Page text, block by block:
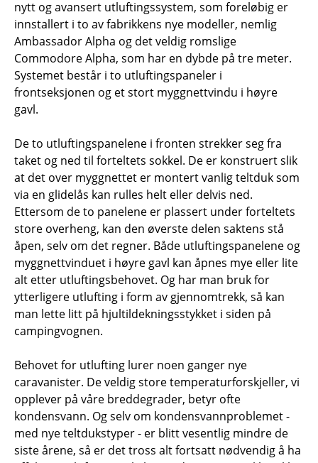
nytt og avansert utluftingssystem, som foreløbig er
innstallert i to av fabrikkens nye modeller, nemlig
Ambassador Alpha og det veldig romslige
Commodore Alpha, som har en dybde på tre meter.
Systemet består i to utluftingspaneler i
frontseksjonen og et stort myggnettvindu i høyre
gavl.
De to utluftingspanelene i fronten strekker seg fra
taket og ned til forteltets sokkel. De er konstruert slik
at det over myggnettet er montert vanlig teltduk som
via en glidelås kan rulles helt eller delvis ned.
Ettersom de to panelene er plassert under forteltets
store overheng, kan den øverste delen saktens stå
åpen, selv om det regner. Både utluftingspanelene og
myggnettvinduet i høyre gavl kan åpnes mye eller lite
alt etter utluftingsbehovet. Og har man bruk for
ytterligere utlufting i form av gjennomtrekk, så kan
man lette litt på hjultildekningsstykket i siden på
campingvognen.
Behovet for utlufting lurer noen ganger nye
caravanister. De veldig store temperaturforskjeller, vi
opplever på våre breddegrader, betyr ofte
kondensvann. Og selv om kondensvannproblemet -
med nye teltdukstyper - er blitt vesentlig mindre de
siste årene, så er det tross alt fortsatt nødvendig å ha